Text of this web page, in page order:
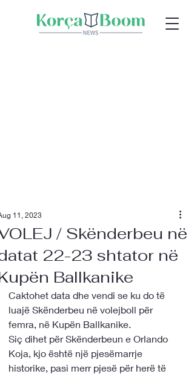
/ Skënderbeu në
22-23 shtator në
Ballkanike
11, 2023
Caktohet data dhe vendi se ku do të
luajë Skënderbeu në volejboll për
femra, në Kupën Ballkanike.
Siç dihet për Skënderbeun e Orlando
Koja, kjo është një pjesëmarrje
historike, pasi merr pjesë për herë të